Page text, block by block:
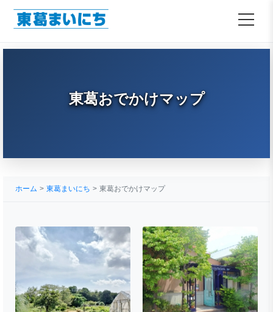
東葛おでかけマップ
ホーム 東葛まいにち 東葛おでかけマップ